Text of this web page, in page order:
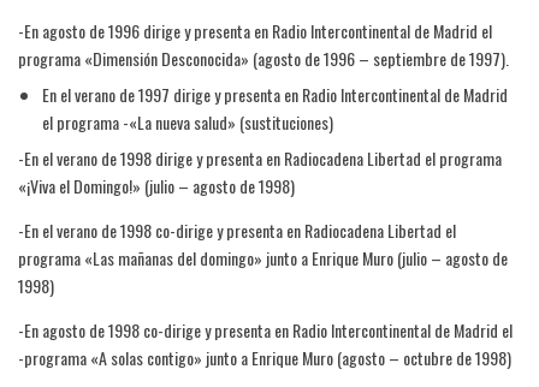
-En agosto de 1996 dirige y presenta en Radio Intercontinental de Madrid el
programa «Dimensión Desconocida» (agosto de 1996 – septiembre de 1997).
En el verano de 1997 dirige y presenta en Radio Intercontinental de Madrid
el programa -«La nueva salud» (sustituciones)
-En el verano de 1998 dirige y presenta en Radiocadena Libertad el programa
«¡Viva el Domingo!» (julio – agosto de 1998)
-En el verano de 1998 co-dirige y presenta en Radiocadena Libertad el
programa «Las mañanas del domingo» junto a Enrique Muro (julio – agosto de
1998)
-En agosto de 1998 co-dirige y presenta en Radio Intercontinental de Madrid el
-programa «A solas contigo» junto a Enrique Muro (agosto – octubre de 1998)